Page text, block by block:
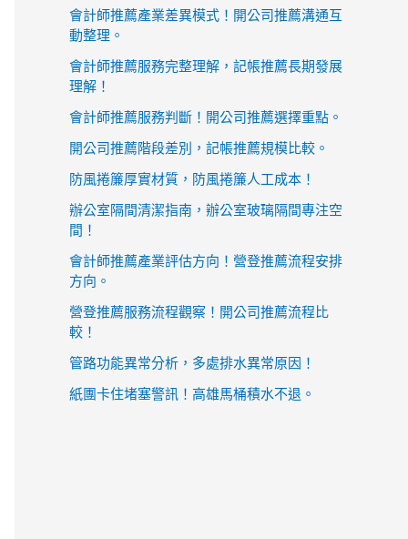
會計師推薦產業差異模式！開公司推薦溝通互
動整理。
會計師推薦服務完整理解，記帳推薦長期發展
理解！
會計師推薦服務判斷！開公司推薦選擇重點。
開公司推薦階段差別，記帳推薦規模比較。
防風捲簾厚實材質，防風捲簾人工成本！
辦公室隔間清潔指南，辦公室玻璃隔間專注空
間！
會計師推薦產業評估方向！營登推薦流程安排
方向。
營登推薦服務流程觀察！開公司推薦流程比
較！
管路功能異常分析，多處排水異常原因！
紙團卡住堵塞警訊！高雄馬桶積水不退。